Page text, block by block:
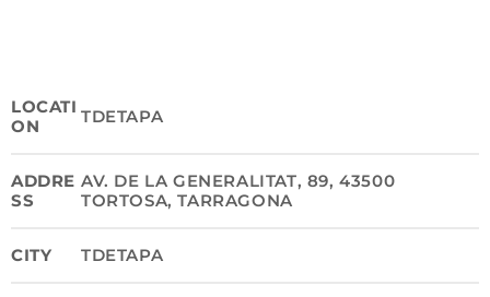
LOCATI
ON
TDETAPA
ADDRE
SS
AV. DE LA GENERALITAT, 89, 43500
TORTOSA, TARRAGONA
CITY TDETAPA